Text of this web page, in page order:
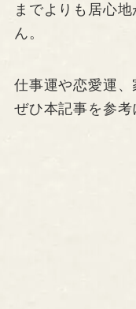
までよりも居心
ん。
仕事運や恋愛運、
ぜひ本記事を参考